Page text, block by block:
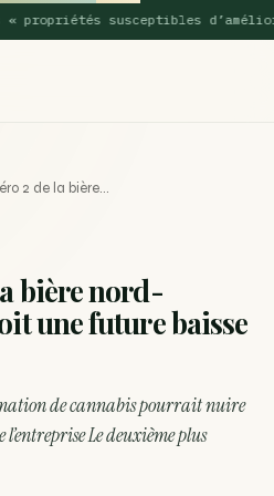
susceptibles d’améliorer
que la vaporisation du
RECETTE
de Marrakech
2 de la bière…
bière nord-
une future baisse
de cannabis pourrait nuire
Le deuxième plus